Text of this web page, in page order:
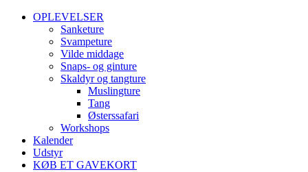
OPLEVELSER
Sanketure
Svampeture
Vilde middage
Snaps- og ginture
Skaldyr og tangture
Muslingture
Tang
Østerssafari
Workshops
Kalender
Udstyr
KØB ET GAVEKORT